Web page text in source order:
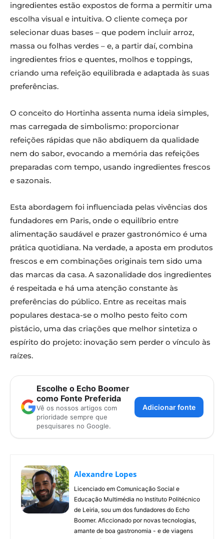
ingredientes estão expostos de forma a permitir uma
escolha visual e intuitiva. O cliente começa por
selecionar duas bases – que podem incluir arroz,
massa ou folhas verdes – e, a partir daí, combina
ingredientes frios e quentes, molhos e toppings,
criando uma refeição equilibrada e adaptada às suas
preferências.
O conceito do Hortinha assenta numa ideia simples,
mas carregada de simbolismo: proporcionar
refeições rápidas que não abdiquem da qualidade
nem do sabor, evocando a memória das refeições
preparadas com tempo, usando ingredientes frescos
e sazonais.
Esta abordagem foi influenciada pelas vivências dos
fundadores em Paris, onde o equilíbrio entre
alimentação saudável e prazer gastronómico é uma
prática quotidiana. Na verdade, a aposta em produtos
frescos e em combinações originais tem sido uma
das marcas da casa. A sazonalidade dos ingredientes
é respeitada e há uma atenção constante às
preferências do público. Entre as receitas mais
populares destaca-se o molho pesto feito com
pistácio, uma das criações que melhor sintetiza o
espírito do projeto: inovação sem perder o vínculo às
raízes.
Escolhe o Echo Boomer
como Fonte Preferida
Vê os nossos artigos com
prioridade sempre que
pesquisares no Google.
Adicionar fonte
Alexandre Lopes
Licenciado em Comunicação Social e
Educação Multimédia no Instituto Politécnico
de Leiria, sou um dos fundadores do Echo
Boomer. Aficcionado por novas tecnologias,
amante de boa gastronomia - e de viagens